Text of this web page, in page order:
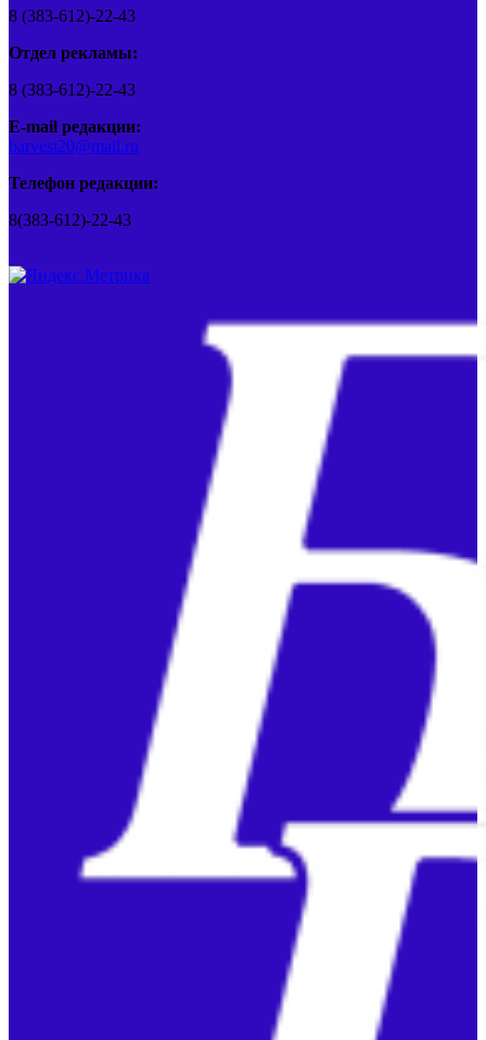
8 (383-612)-22-43
Отдел рекламы:
8 (383-612)-22-43
E-mail редакции:
barvest20@mail.ru
Телефон редакции:
8(383-612)-22-43